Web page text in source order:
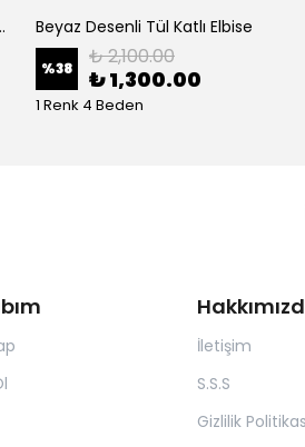
Tulum Beyaz Desenli Tül Katlı Elbise
%38 ₺ 2,100.00
₺ 1,300.00
1 Renk 4 Beden
İletişim
S.S.S
Gizlilik